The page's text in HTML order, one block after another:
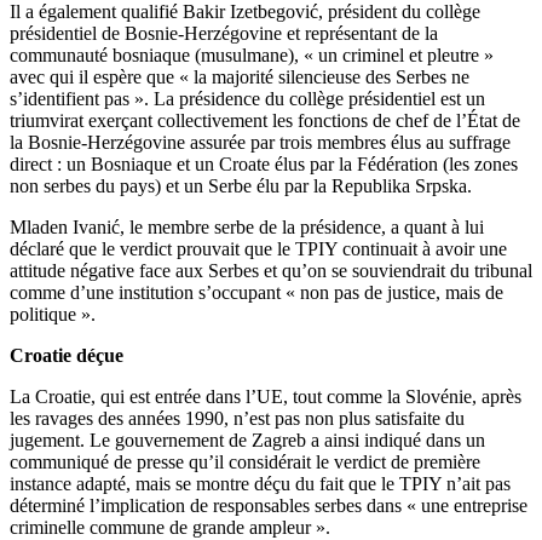
Il a également qualifié Bakir Izetbegović, président du collège
présidentiel de Bosnie-Herzégovine et représentant de la
communauté bosniaque (musulmane), « un criminel et pleutre »
avec qui il espère que « la majorité silencieuse des Serbes ne
s’identifient pas ». La présidence du collège présidentiel est un
triumvirat exerçant collectivement les fonctions de chef de l’État de
la Bosnie-Herzégovine assurée par trois membres élus au suffrage
direct : un Bosniaque et un Croate élus par la Fédération (les zones
non serbes du pays) et un Serbe élu par la Republika Srpska.
Mladen Ivanić, le membre serbe de la présidence, a quant à lui
déclaré que le verdict prouvait que le TPIY continuait à avoir une
attitude négative face aux Serbes et qu’on se souviendrait du tribunal
comme d’une institution s’occupant « non pas de justice, mais de
politique ».
Croatie déçue
La Croatie, qui est entrée dans l’UE, tout comme la Slovénie, après
les ravages des années 1990, n’est pas non plus satisfaite du
jugement. Le gouvernement de Zagreb a ainsi indiqué dans un
communiqué de presse qu’il considérait le verdict de première
instance adapté, mais se montre déçu du fait que le TPIY n’ait pas
déterminé l’implication de responsables serbes dans « une entreprise
criminelle commune de grande ampleur ».